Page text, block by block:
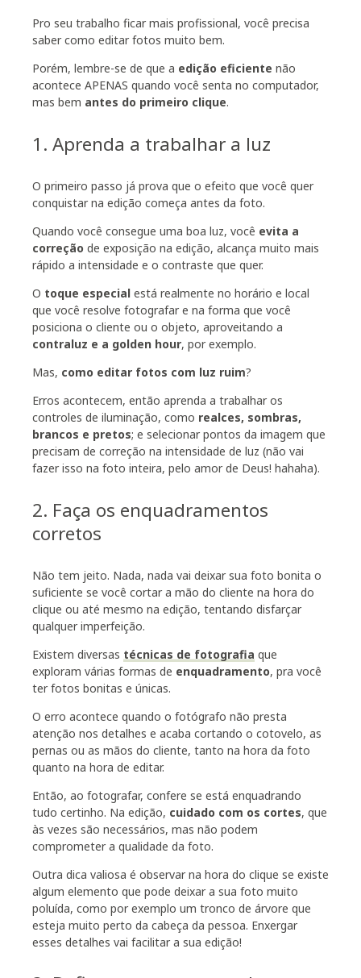
Pro seu trabalho ficar mais profissional, você precisa
saber como editar fotos muito bem.
Porém, lembre-se de que a edição eficiente não
acontece APENAS quando você senta no computador,
mas bem antes do primeiro clique.
1. Aprenda a trabalhar a luz
O primeiro passo já prova que o efeito que você quer
conquistar na edição começa antes da foto.
Quando você consegue uma boa luz, você evita a
correção de exposição na edição, alcança muito mais
rápido a intensidade e o contraste que quer.
O toque especial está realmente no horário e local
que você resolve fotografar e na forma que você
posiciona o cliente ou o objeto, aproveitando a
contraluz e a golden hour, por exemplo.
Mas, como editar fotos com luz ruim?
Erros acontecem, então aprenda a trabalhar os
controles de iluminação, como realces, sombras,
brancos e pretos; e selecionar pontos da imagem que
precisam de correção na intensidade de luz (não vai
fazer isso na foto inteira, pelo amor de Deus! hahaha).
2. Faça os enquadramentos
corretos
Não tem jeito. Nada, nada vai deixar sua foto bonita o
suficiente se você cortar a mão do cliente na hora do
clique ou até mesmo na edição, tentando disfarçar
qualquer imperfeição.
Existem diversas técnicas de fotografia que
exploram várias formas de enquadramento, pra você
ter fotos bonitas e únicas.
O erro acontece quando o fotógrafo não presta
atenção nos detalhes e acaba cortando o cotovelo, as
pernas ou as mãos do cliente, tanto na hora da foto
quanto na hora de editar.
Então, ao fotografar, confere se está enquadrando
tudo certinho. Na edição, cuidado com os cortes, que
às vezes são necessários, mas não podem
comprometer a qualidade da foto.
Outra dica valiosa é observar na hora do clique se existe
algum elemento que pode deixar a sua foto muito
poluída, como por exemplo um tronco de árvore que
esteja muito perto da cabeça da pessoa. Enxergar
esses detalhes vai facilitar a sua edição!